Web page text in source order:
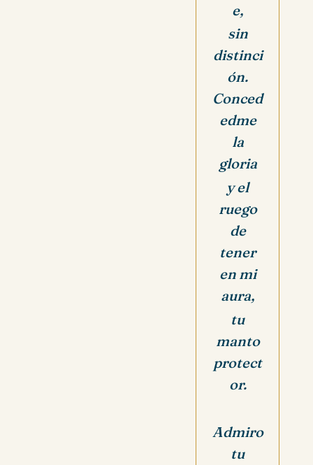
e,
sin
distinci
ón.
Conced
edme
la
gloria
y el
ruego
de
tener
en mi
aura,
tu
manto
protect
or.
Admiro
tu